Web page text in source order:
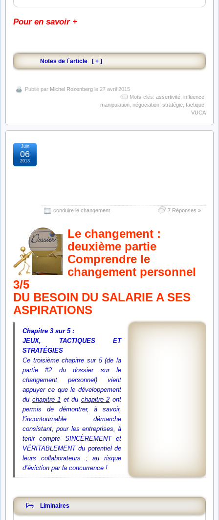
Pour en savoir +
Notes de l`article [ + ]
Publié par Michel Rozenberg le 27 avril 2015
Mots-clés: assertivité influence
manipulation négociation stratégie tactique
VUCA
conduire le changement 7 Réponses »
Juin
06
2013
Le changement :
deuxième partie
Comprendre le
changement personnel
3/5
DU BESOIN DU SALARIE A SES
ASPIRATIONS
Chapitre 3 sur 5 :
JEUX, TACTIQUES ET
STRATÉGIES
Ce troisième chapitre sur 5 (de la
partie #2 du dossier sur le
changement personnel) vient
appuyer ce que le développement
du chapitre 1 et du chapitre 2 ont
permis de démontrer, à savoir,
l’incontournable démarche
consistant, pour les entreprises, à
tenir compte SINCÈREMENT et
VÉRITABLEMENT du potentiel de
leurs collaborateurs ; au risque
d’éviction par la concurrence !
Liminaires